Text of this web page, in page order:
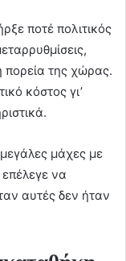
ποτέ πολιτικός
πορεία της χώρας.
κόστος γι’
μάχες με
επέλεγε να
αυτές δεν ήταν